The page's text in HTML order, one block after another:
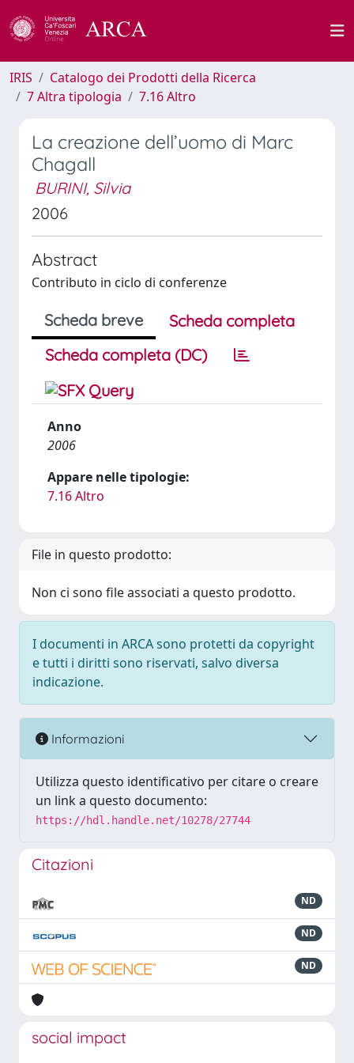
IRIS
Catalogo dei Prodotti della Ricerca
7 Altra tipologia
7.16 Altro
La creazione dell’uomo di Marc
Chagall
BURINI, Silvia
2006
Abstract
Contributo in ciclo di conferenze
Scheda breve
Scheda completa
Scheda completa (DC)
Anno
2006
Appare nelle tipologie:
7.16 Altro
File in questo prodotto:
Non ci sono file associati a questo prodotto.
I documenti in ARCA sono protetti da copyright
e tutti i diritti sono riservati, salvo diversa
indicazione.
Informazioni
Utilizza questo identificativo per citare o creare
un link a questo documento:
https://hdl.handle.net/10278/27744
Citazioni
ND
ND
ND
social impact